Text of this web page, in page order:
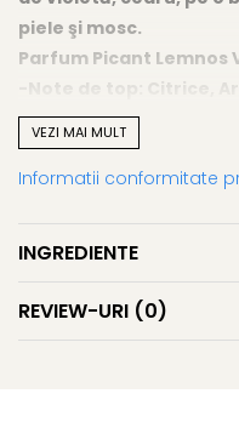
piele şi mosc.
Parfum Picant Lemnos
-Note de top: Citrice,
-Notele de mijloc:
-Note de bază: Woody,
A nu se lăsa la
VEZI MAI MULT
Informatii conformitate
INGREDIENTE
REVIEW-URI (0)